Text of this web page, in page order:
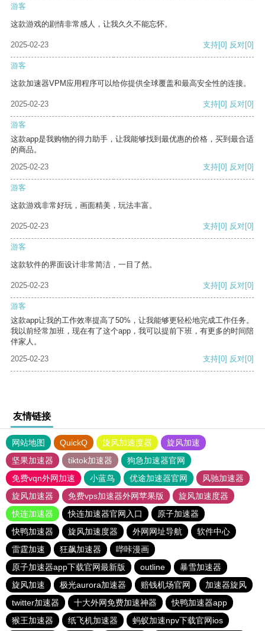
游客
这款游戏的剧情非常感人，让我久久不能忘怀。
2025-02-23 支持[0] 反对[0]
游客
这款加速器VPM应用程序可以给你提供全球覆盖和最高安全性的连接。
2025-02-23 支持[0] 反对[0]
游客
这款app是我购物的得力助手，让我能够找到最优惠的价格，买到最合适
的商品。
2025-02-23
支持[0] 反对[0]
游客
这款游戏非常好玩，画面精美，玩法丰富。
2025-02-23 支持[0] 反对[0]
游客
这款软件的界面设计非常简洁，一目了然。
2025-02-23 支持[0] 反对[0]
游客
这款app让我的工作效率提高了50%，让我能够更轻松地完成工作任务。
我以前经常加班，现在有了这个app，我可以提前下班，有更多的时间陪
伴家人。
2025-02-23
支持[0] 反对[0]
友情链接
网站地图 QuickQ 旋风加速度器
旋风加速
坚果加速器
tiktok加速器
狗急加速器官网
免费vqn外网加速
小蓝鸟 优途加速器官网
风驰加速器
旋风加速器
免费vps加速器外网苹果版
旋风加速度器
快连加速器
快连加速器官网入口
原子加速器
快鸭加速器
旋风加速度器 外网网址导航
软件中心
雷霆加速
狂飙加速器
哔咔漫画
原子加速器app下载官网最新版
outline
暴雪加速器
旋风加速
极光aurora加速器 赔钱机场官网
加速器旋风
twitter加速器
十大外网免费加速神器
快鸭加速器app
猴王加速器
纸飞机加速器 蚂蚁加速npv下载官网ios